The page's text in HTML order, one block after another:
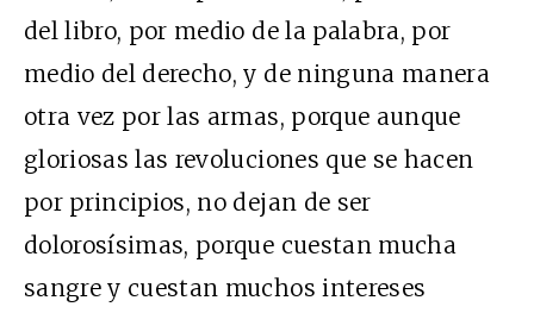
del libro, por medio de la palabra, por
medio del derecho, y de ninguna manera
otra vez por las armas, porque aunque
gloriosas las revoluciones que se hacen
por principios, no dejan de ser
dolorosísimas, porque cuestan mucha
sangre y cuestan muchos intereses